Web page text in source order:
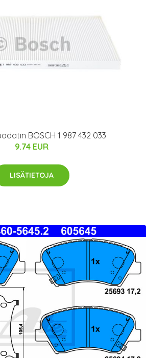
BOSCH 1 987 432 033
9.74 EUR
LISÄTIETOJA